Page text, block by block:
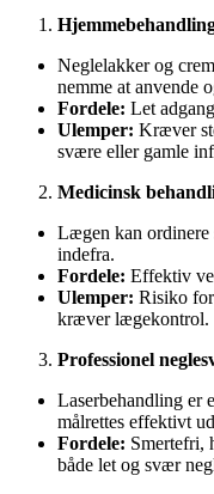
Neglelakker og
nemme at anvende
Fordele: Let
Ulemper: Kræver
svære eller gamle
Medicinsk
Lægen kan ordinere
indefra.
Fordele: Effektiv
Ulemper: Risiko
kræver lægekontrol.
Professionel
Laserbehandling er
målrettes effektivt
Fordele: Smertefri,
både let og svær